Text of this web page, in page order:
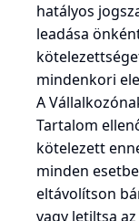
hatályos
leadása
mindenkori
A
Tartalom
kötelezett
minden
eltávolítson
vagy letiltsa